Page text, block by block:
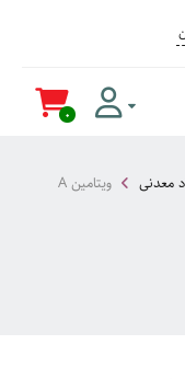
برای همــه
0
معدنی ویتامین A